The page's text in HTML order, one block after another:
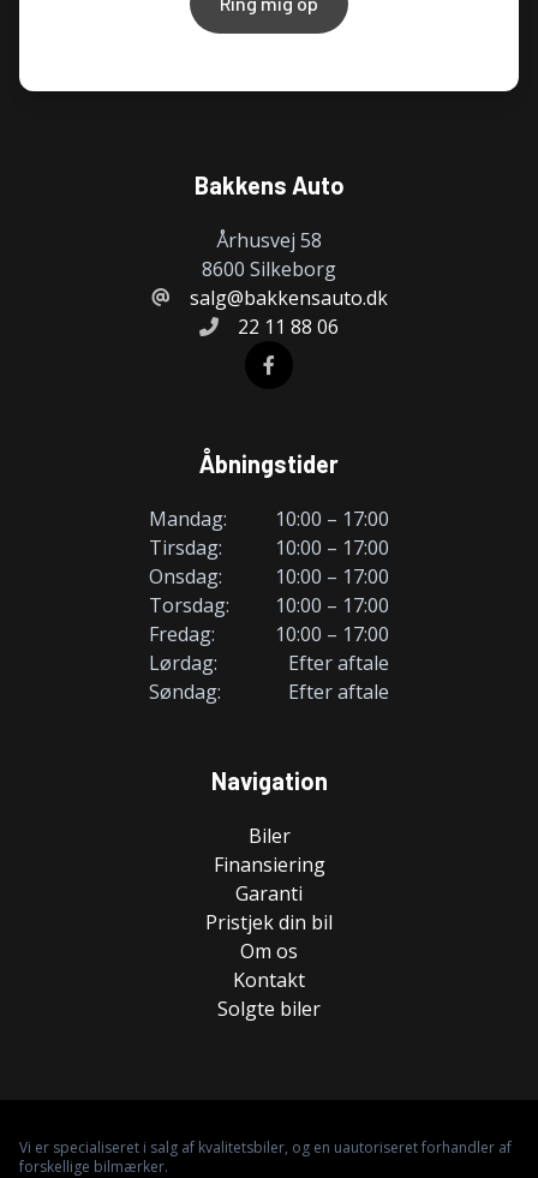
Bakkens Auto
Århusvej 58
8600 Silkeborg
salg@bakkensauto.dk
22 11 88 06
Åbningstider
Mandag:
10:00 – 17:00
Tirsdag:
10:00 – 17:00
Onsdag:
10:00 – 17:00
Torsdag:
10:00 – 17:00
Fredag:
10:00 – 17:00
Lørdag:
Efter aftale
Søndag:
Efter aftale
Navigation
Biler
Finansiering
Garanti
Pristjek din bil
Om os
Kontakt
Solgte biler
Vi er specialiseret i salg af kvalitetsbiler, og en uautoriseret forhandler af
forskellige bilmærker.